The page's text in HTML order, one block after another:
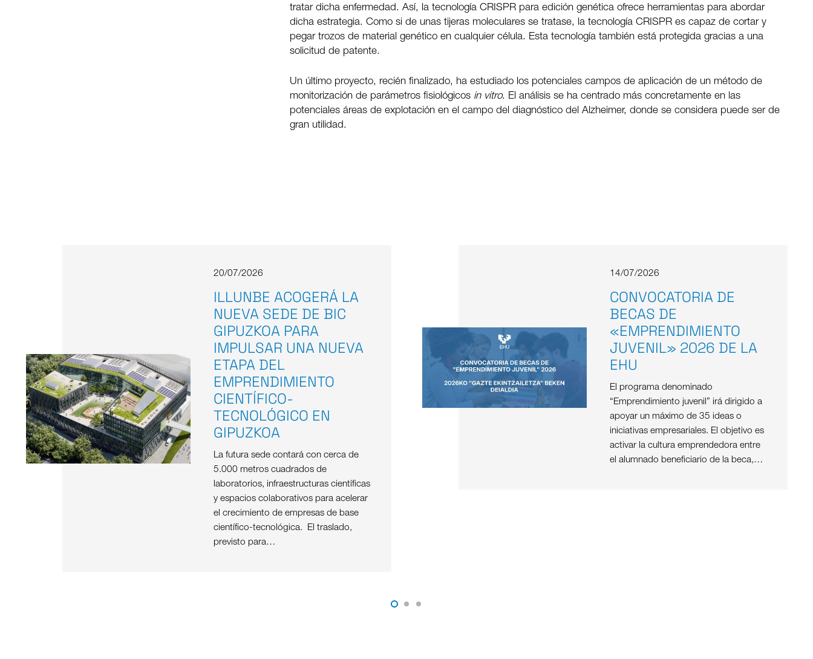
tratar dicha enfermedad. Así, la tecnología CRISPR para edición genética ofrece herramientas para abordar
dicha estrategia. Como si de unas tijeras moleculares se tratase, la tecnología CRISPR es capaz de cortar y
pegar trozos de material genético en cualquier célula. Esta tecnología también está protegida gracias a una
solicitud de patente.
Un último proyecto, recién finalizado, ha estudiado los potenciales campos de aplicación de un método de
monitorización de parámetros fisiológicos in vitro. El análisis se ha centrado más concretamente en las
potenciales áreas de explotación en el campo del diagnóstico del Alzheimer, donde se considera puede ser de
gran utilidad.
20/07/2026
ILLUNBE ACOGERÁ LA
NUEVA SEDE DE BIC
GIPUZKOA PARA
IMPULSAR UNA NUEVA
ETAPA DEL
EMPRENDIMIENTO
CIENTÍFICO-
TECNOLÓGICO EN
GIPUZKOA
La futura sede contará con cerca de
5.000 metros cuadrados de
laboratorios, infraestructuras científicas
y espacios colaborativos para acelerar
el crecimiento de empresas de base
científico-tecnológica. El traslado,
previsto para…
14/07/2026
CONVOCATORIA DE
BECAS DE
«EMPRENDIMIENTO
JUVENIL» 2026 DE LA
EHU
El programa denominado
“Emprendimiento juvenil” irá dirigido a
apoyar un máximo de 35 ideas o
iniciativas empresariales. El objetivo es
activar la cultura emprendedora entre
el alumnado beneficiario de la beca,…